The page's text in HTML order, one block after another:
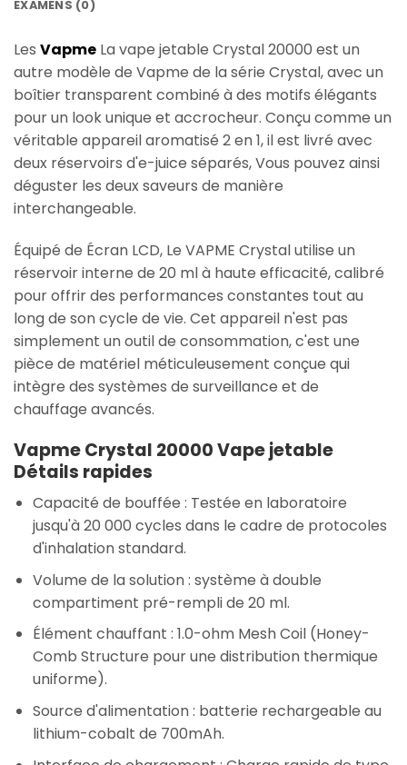
EXAMENS (0)
Les Vapme La vape jetable Crystal 20000 est un
autre modèle de Vapme de la série Crystal, avec un
boîtier transparent combiné à des motifs élégants
pour un look unique et accrocheur. Conçu comme un
véritable appareil aromatisé 2 en 1, il est livré avec
deux réservoirs d'e-juice séparés, Vous pouvez ainsi
déguster les deux saveurs de manière
interchangeable.
Équipé de Écran LCD, Le VAPME Crystal utilise un
réservoir interne de 20 ml à haute efficacité, calibré
pour offrir des performances constantes tout au
long de son cycle de vie. Cet appareil n'est pas
simplement un outil de consommation, c'est une
pièce de matériel méticuleusement conçue qui
intègre des systèmes de surveillance et de
chauffage avancés.
Vapme Crystal 20000 Vape jetable
Détails rapides
Capacité de bouffée : Testée en laboratoire
jusqu'à 20 000 cycles dans le cadre de protocoles
d'inhalation standard.
Volume de la solution : système à double
compartiment pré-rempli de 20 ml.
Élément chauffant : 1.0-ohm Mesh Coil (Honey-
Comb Structure pour une distribution thermique
uniforme).
Source d'alimentation : batterie rechargeable au
lithium-cobalt de 700mAh.